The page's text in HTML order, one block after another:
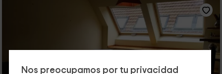
Nos preocupamos por tu privacidad